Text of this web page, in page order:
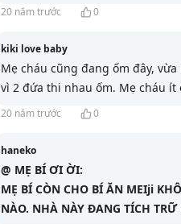
20 năm trước 0
kiki love baby
Mẹ cháu cũng đang ốm đây,
vì 2 đứa thi nhau ốm. Mẹ cháu
20 năm trước 0
haneko
@ MẸ BÍ ƠI ỜI:
MẸ BÍ CÒN CHO BÍ ĂN MEIji
NÀO. NHÀ NÀY ĐANG TÍCH